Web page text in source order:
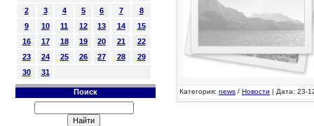
2
3 4 5 6 7
8
9
10 11 12 13 14
15
16
17 18 19 20 21
22
23
24 25 26 27 28
29
30
31
Поиск Категория: news / Новости | Дата: 23-